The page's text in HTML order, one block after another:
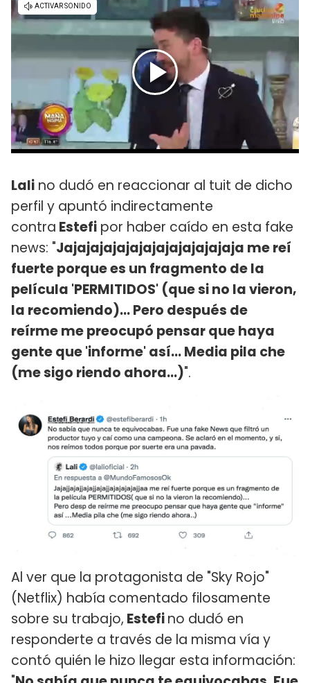
Lali no dudó en reaccionar al tuit de dicho
perfil y apuntó indirectamente
contra Estefi por haber caído en esta fake
news: "Jajajajajajajajajajajajajaja me reí
fuerte porque es un fragmento de la
película 'PERMITIDOS' (que si no la vieron,
la recomiendo)... Pero después de
reírme me preocupó pensar que haya
gente que 'informe' así... Media pila che
(me sigo riendo ahora...)".
Al ver que la protagonista de "Sky Rojo"
(Netflix) había comentado filosamente
sobre su trabajo, Estefino dudó en
responderte a través de la misma vía y
contó quién le hizo llegar esta información: